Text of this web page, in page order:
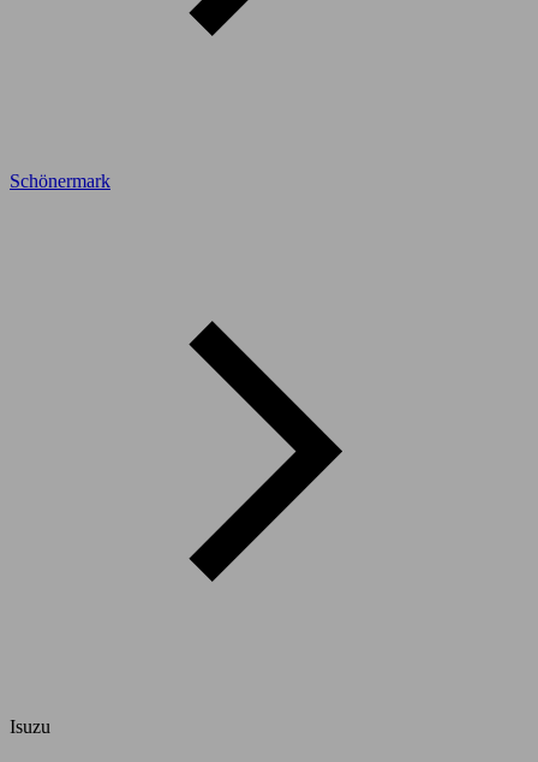
Schönermark
Isuzu